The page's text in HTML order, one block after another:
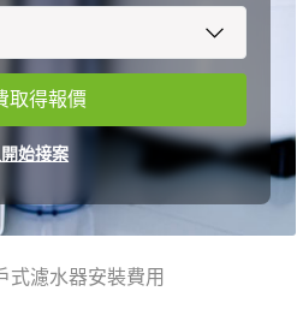
取得報價
始接案
式濾水器安裝費用